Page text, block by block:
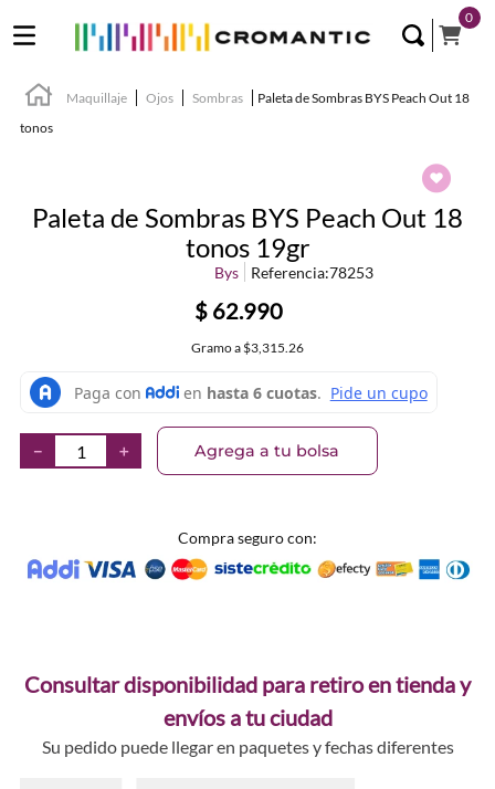
0
Maquillaje Ojos Sombras
Paleta de Sombras BYS Peach Out 18
tonos
Paleta de Sombras BYS Peach Out 18
tonos 19gr
Bys Referencia:78253
$ 62.990
Gramoa $3,315.26
＋
－ Agrega a tu bolsa
Compra seguro con:
Consultar disponibilidad para retiro en tienda y
envíos a tu ciudad
Su pedido puede llegar en paquetes y fechas diferentes